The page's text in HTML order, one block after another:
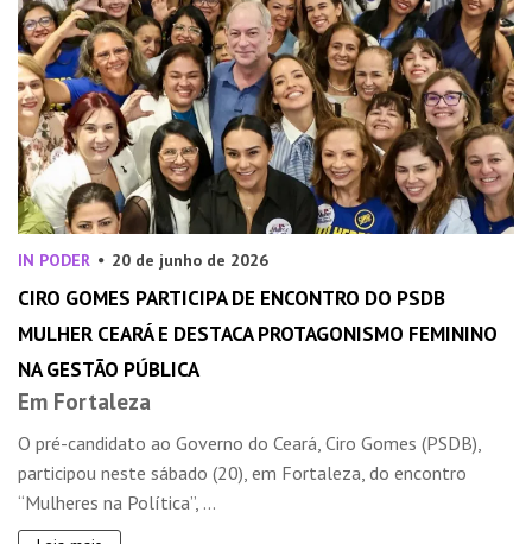
IN PODER 20 de junho de 2026
CIRO GOMES PARTICIPA DE ENCONTRO DO PSDB
MULHER CEARÁ E DESTACA PROTAGONISMO FEMININO
NA GESTÃO PÚBLICA
Em Fortaleza
O pré-candidato ao Governo do Ceará, Ciro Gomes (PSDB),
participou neste sábado (20), em Fortaleza, do encontro
“Mulheres na Política”, ...